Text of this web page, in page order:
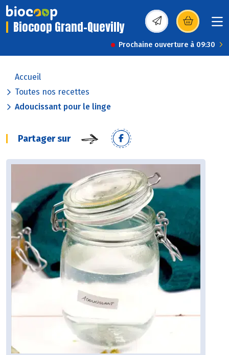
Biocoop Grand-Quevilly (s’ouvre dans une
Prochaine ouverture à 09:30
Accueil
Toutes nos recettes
Adoucissant pour le linge
Partager sur